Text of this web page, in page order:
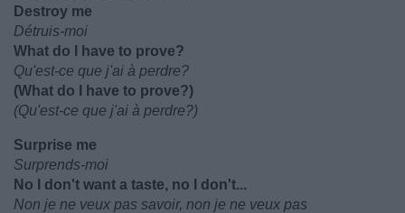
Destroy me
Détruis-moi
What do I have to prove?
Qu'est-ce que j'ai à perdre?
(What do I have to prove?)
(Qu'est-ce que j'ai à perdre?)
Surprise me
Surprends-moi
No I don't want a taste, no I don't...
Non je ne veux pas savoir, non je ne veux pas